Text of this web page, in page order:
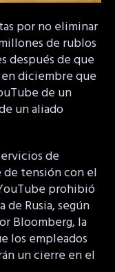
por no eliminar
de rublos
después de que
diciembre que
de un
un aliado
de
tensión con el
prohibió
Rusia, según
Bloomberg, la
los empleados
un cierre en el